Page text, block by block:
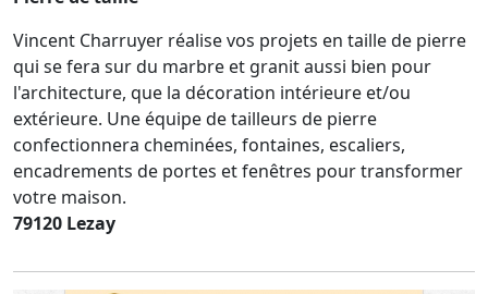
Vincent Charruyer réalise vos projets en taille de pierre
qui se fera sur du marbre et granit aussi bien pour
l'architecture, que la décoration intérieure et/ou
extérieure. Une équipe de tailleurs de pierre
confectionnera cheminées, fontaines, escaliers,
encadrements de portes et fenêtres pour transformer
votre maison.
79120 Lezay